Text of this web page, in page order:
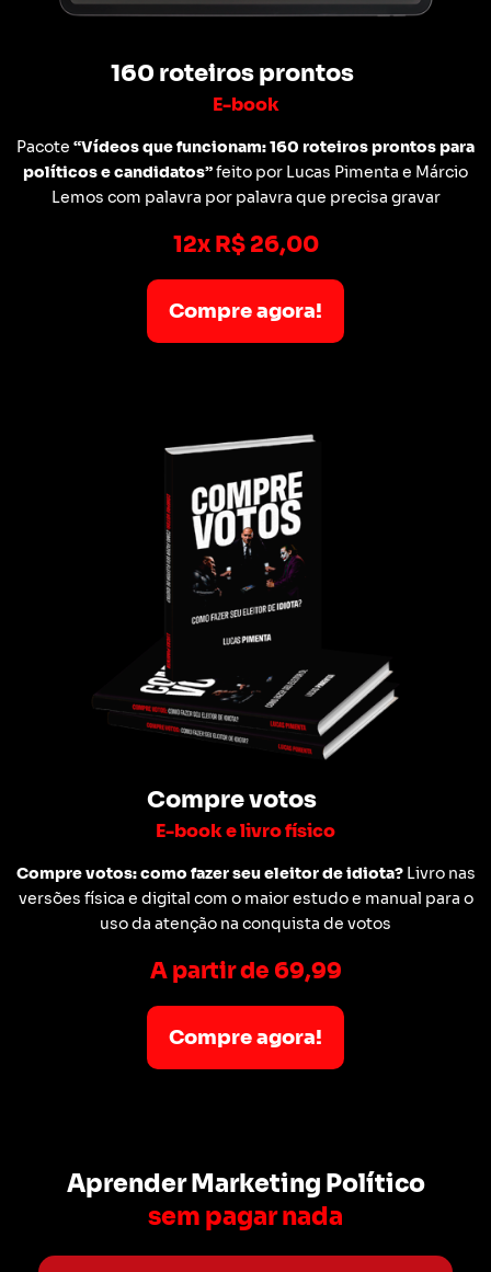
160 roteiros prontos
E-book
Pacote “Vídeos que funcionam: 160 roteiros prontos para
políticos e candidatos”feito por Lucas Pimenta e Márcio
Lemos com palavra por palavra que precisa gravar
12x R$ 26,00
Compre agora!
Compre votos
E-book e livro físico
Compre votos: como fazer seu eleitor de idiota?Livro nas
versões física e digital com o maior estudo e manual para o
uso da atenção na conquista de votos
A partir de 69,99
Compre agora!
Aprender Marketing Político
sem pagar nada